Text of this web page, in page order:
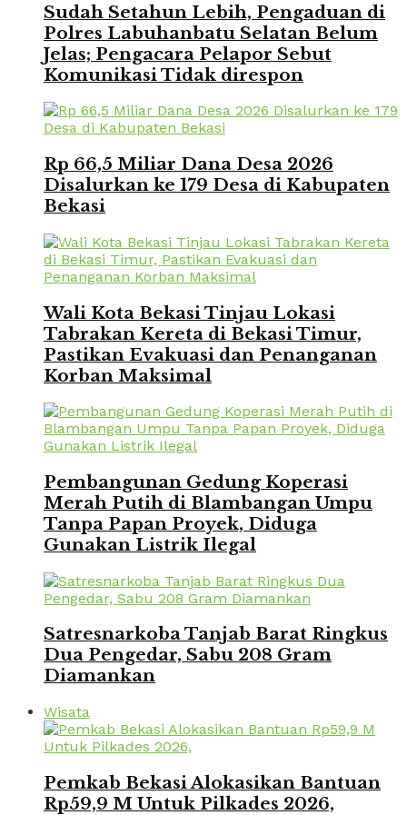
Sudah Setahun Lebih, Pengaduan di
Polres Labuhanbatu Selatan Belum
Jelas; Pengacara Pelapor Sebut
Komunikasi Tidak direspon
Rp 66,5 Miliar Dana Desa 2026
Disalurkan ke 179 Desa di Kabupaten
Bekasi
Wali Kota Bekasi Tinjau Lokasi
Tabrakan Kereta di Bekasi Timur,
Pastikan Evakuasi dan Penanganan
Korban Maksimal
Pembangunan Gedung Koperasi
Merah Putih di Blambangan Umpu
Tanpa Papan Proyek, Diduga
Gunakan Listrik Ilegal
Satresnarkoba Tanjab Barat Ringkus
Dua Pengedar, Sabu 208 Gram
Diamankan
Wisata
Pemkab Bekasi Alokasikan Bantuan
Rp59,9 M Untuk Pilkades 2026,